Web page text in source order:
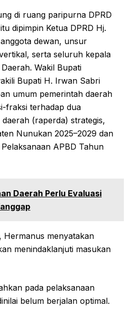
di ruang paripurna DPRD
dipimpin Ketua DPRD Hj.
dewan, unsur
serta seluruh kepala
Wakil Bupati
Bupati H. Irwan Sabri
umum pemerintah daerah
fraksi terhadap dua
(raperda) strategis,
Nunukan 2025–2029 dan
APBD Tahun
Daerah Perlu Evaluasi
Hermanus menyatakan
menindaklanjuti masukan
pada pelaksanaan
belum berjalan optimal.